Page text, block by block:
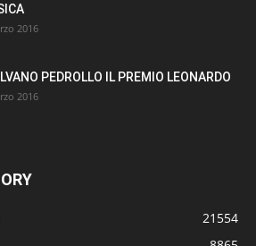
2016
PEDROLLO IL PREMIO LEONARDO
2016
21554